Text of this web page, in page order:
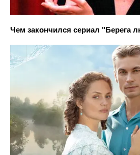
Чем закончился сериал "Берега